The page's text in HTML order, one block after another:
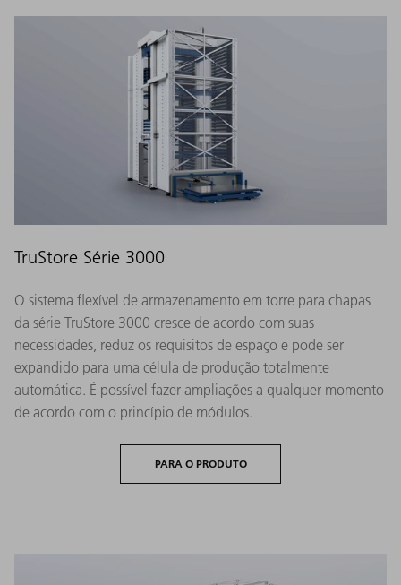
TruStore Série 3000
O sistema flexível de armazenamento em torre para chapas
da série TruStore 3000 cresce de acordo com suas
necessidades, reduz os requisitos de espaço e pode ser
expandido para uma célula de produção totalmente
automática. É possível fazer ampliações a qualquer momento
de acordo com o princípio de módulos.
PARA O PRODUTO